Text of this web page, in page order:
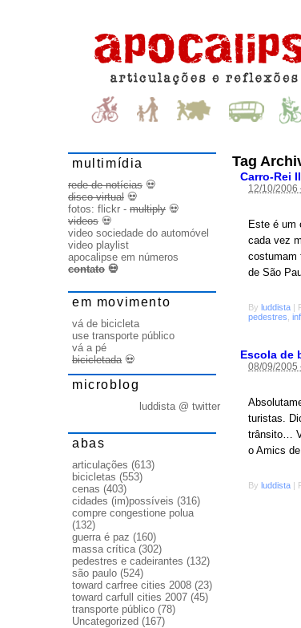
Tag
Carro-Rei II
12/10/2006
Este é um
cada vez
costumam
de São
By luddista |
pedestres
Escola de
08/09/2005
turistas.
trânsito…
o Amics
By luddista |
multimídia
rede de notícias 💀
disco virtual 💀
fotos: flickr - multiply 💀
videos 💀
video sociedade do automóvel
video playlist
apocalipse em números
contato 💀
em movimento
vá de bicicleta
use transporte público
vá a pé
bicicletada💀
microblog
luddista @ twitter
abas
articulações (613)
bicicletas (553)
cenas (403)
cidades (im)possíveis (316)
compre congestione polua
(132)
guerra é paz (160)
massa crítica(302)
pedestres e cadeirantes (132)
são paulo (524)
toward carfree cities 2008 (23)
toward carfull cities 2007 (45)
transporte público (78)
Uncategorized (167)